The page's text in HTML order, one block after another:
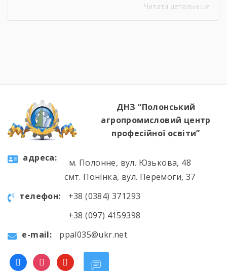
примірками. 22 червня відбулася
мислення та вміння працювати з
Читати детальніше
ДНЗ “Полонський
агропромисловий центр
професійної освіти”
aдресa:
м. Полонне, вул. Юзькова, 48
смт. Понінка, вул. Перемоги, 37
телефон:
+38 (0384) 371293
+38 (097) 4159398
e-mail:
ppal035@ukr.net
facebookinstagram
youtube